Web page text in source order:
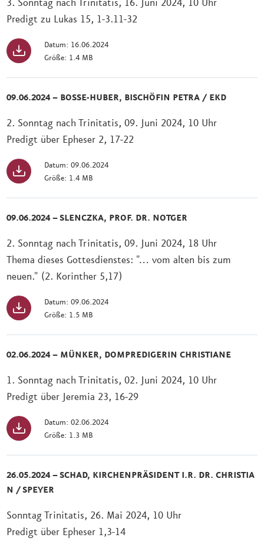
3. Sonntag nach Trinitatis, 16. Juni 2024, 10 Uhr
Predigt zu Lukas 15, 1-3.11-32
Datum: 16.06.2024
Größe: 1.4 MB
09.06.2024 – BOSSE-HUBER, BISCHÖFIN PETRA / EKD
2. Sonntag nach Trinitatis, 09. Juni 2024, 10 Uhr
Predigt über Epheser 2, 17-22
Datum: 09.06.2024
Größe: 1.4 MB
09.06.2024 – SLENCZKA, PROF. DR. NOTGER
2. Sonntag nach Trinitatis, 09. Juni 2024, 18 Uhr
Thema dieses Gottesdienstes: "… vom alten bis zum
neuen." (2. Korinther 5,17)
Datum: 09.06.2024
Größe: 1.5 MB
02.06.2024 – MÜNKER, DOMPREDIGERIN CHRISTIANE
1. Sonntag nach Trinitatis, 02. Juni 2024, 10 Uhr
Predigt über Jeremia 23, 16-29
Datum: 02.06.2024
Größe: 1.3 MB
26.05.2024 – SCHAD, KIRCHENPRÄSIDENT I.R. DR. CHRISTIA
N / SPEYER
Sonntag Trinitatis, 26. Mai 2024, 10 Uhr
Predigt über Epheser 1,3-14